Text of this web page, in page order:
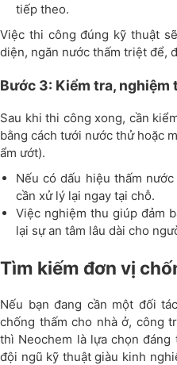
tiếp theo.
Việc thi công đúng kỹ thuật
diện, ngăn nước thấm triệt để,
Bước 3: Kiểm tra, nghiệm
Sau khi thi công xong, cần
bằng cách tưới nước thử hoặc
ẩm ướt).
Nếu có dấu hiệu thấm
cần xử lý lại ngay tại chỗ.
Việc nghiệm thu giúp đảm
lại sự an tâm lâu dài cho
Tìm kiếm đơn vị
Nếu bạn đang cần một đối
chống thấm cho nhà ở, công
thì Neochem là lựa chọn
đội ngũ kỹ thuật giàu kinh